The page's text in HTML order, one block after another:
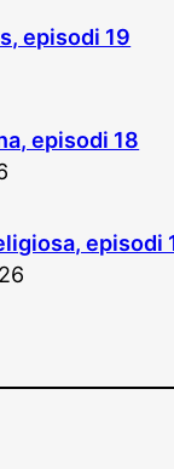
episodi 19
episodi 18
episodi